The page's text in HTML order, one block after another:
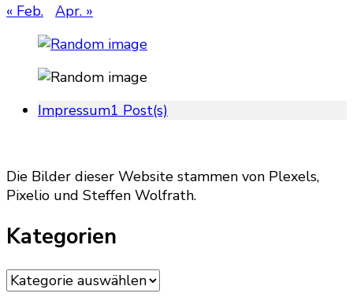
« Feb.
Apr. »
Impressum1 Post(s)
Die Bilder dieser Website stammen von Plexels,
Pixelio und Steffen Wolfrath.
Kategorien
Kategorien